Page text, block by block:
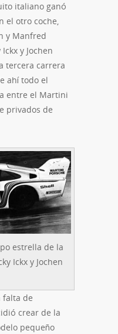
italiano ganó
el otro coche,
y Manfred
y Jochen
tercera carrera
ahí todo el
entre el Martini
privados de
estrella de la
Ickx y Jochen
falta de
crear de la
pequeño